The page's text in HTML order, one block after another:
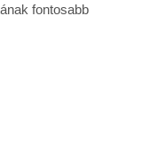
fontosabb